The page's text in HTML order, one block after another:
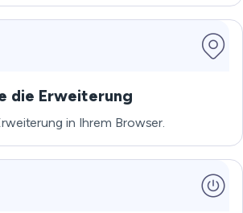
die Erweiterung
in Ihrem Browser.